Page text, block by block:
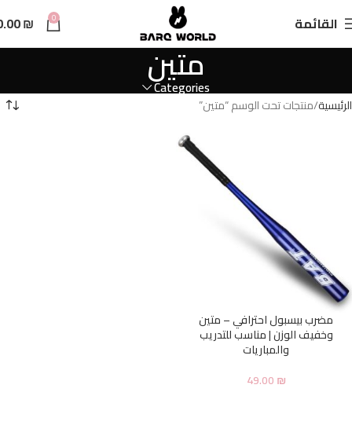
القائمة 0
₪
متين
Categories
الرئيسية منتجات تحت الوسم “متين”
مضرب بيسبول احترافي – متين
وخفيف الوزن | مناسب للتدريب
والمباريات
49.00₪